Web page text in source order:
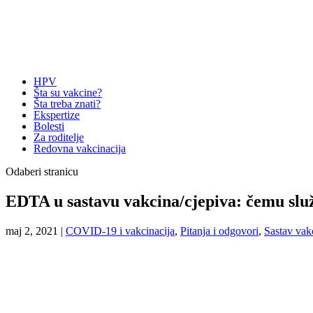
HPV
Šta su vakcine?
Šta treba znati?
Ekspertize
Bolesti
Za roditelje
Redovna vakcinacija
Odaberi stranicu
EDTA u sastavu vakcina/cjepiva: čemu
maj 2, 2021 | COVID-19 i vakcinacija, Pitanja i odgovori, Sastav